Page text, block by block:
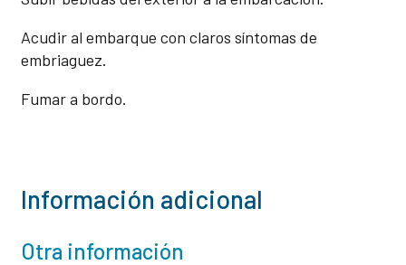
Acudir al embarque con claros síntomas de
embriaguez.
Fumar a bordo.
Información adicional
Otra información